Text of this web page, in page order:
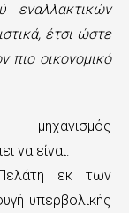
εναλλακτικών
έτσι ώστε
πιο οικονομικό
να είναι:
εκ των
υπερβολικής